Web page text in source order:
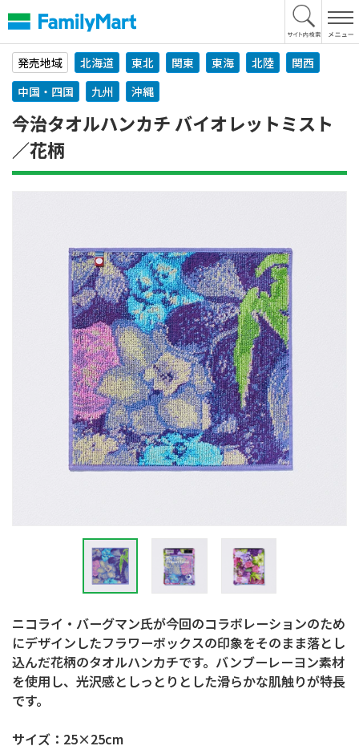
文
へ
発売地域
北海道 東北 関東 東海 北陸
関西
中国・四国
九州 沖縄
今治タオルハンカチ バイオレットミスト
／花柄
ニコライ・バーグマン氏が今回のコラボレーションのため
にデザインしたフラワーボックスの印象をそのまま落とし
込んだ花柄のタオルハンカチです。バンブーレーヨン素材
を使用し、光沢感としっとりとした滑らかな肌触りが特長
です。
サイズ：25×25cm